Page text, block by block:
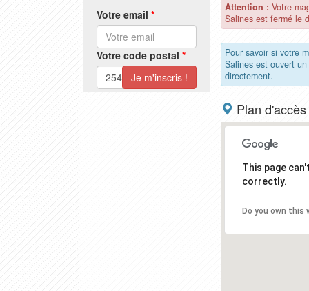
Votre email *
Votre code postal *
Attention : Votre
Salines est fermé le
Pour savoir si votre
Salines est ouvert un
directement.
Plan d'accès
This page
correctly.
Do you own this